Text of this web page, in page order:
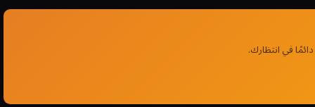
في انتظارك.